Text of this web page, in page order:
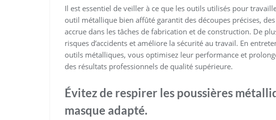
Il est essentiel de veiller à ce que les outils utilisés pour
outil métallique bien affûté garantit des découpes précises,
accrue dans les tâches de fabrication et de construction. De
risques d’accidents et améliore la sécurité au travail. En
outils métalliques, vous optimisez leur performance et
des résultats professionnels de qualité supérieure.
Évitez de respirer les poussières
masque adapté.